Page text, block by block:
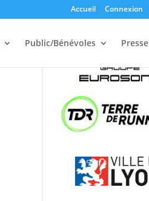
Accueil Connexion
Public/Bénévoles Presse
Nos partenaires